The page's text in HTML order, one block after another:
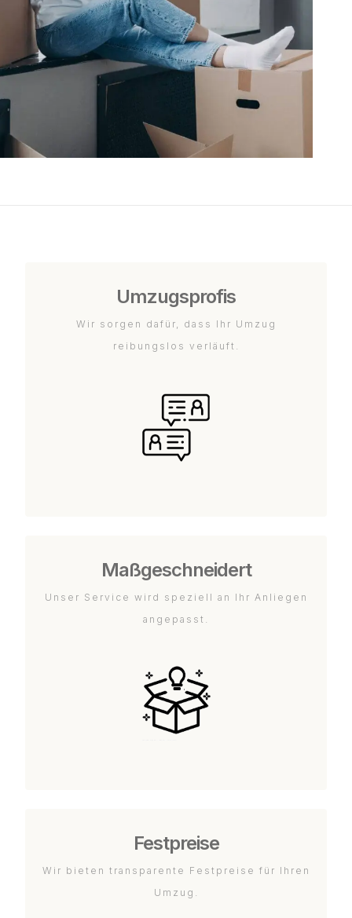
Umzugsprofis
Wir sorgen dafür, dass Ihr Umzug
reibungslos verläuft.
Maßgeschneidert
Unser Service wird speziell an Ihr Anliegen
angepasst.
Festpreise
Wir bieten transparente Festpreise für Ihren
Umzug.